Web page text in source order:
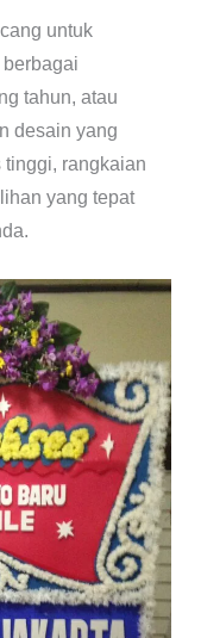
untuk
tahun, atau
desain yang
rangkaian
yang tepat